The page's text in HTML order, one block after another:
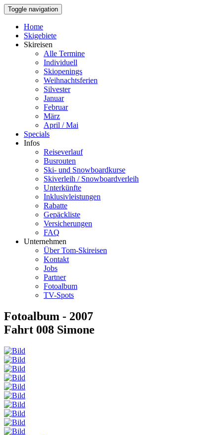
Toggle navigation
Home
Skigebiete
Skireisen
Alle Termine
Individuell
Skiopenings
Weihnachtsferien
Silvester
Januar
Februar
März
April / Mai
Specials
Infos
Reiseverlauf
Busrouten
Ski- und Snowboardkurse
Skiverleih / Snowboardverleih
Unterkünfte
Inklusivleistungen
Rabatte
Gepäckliste
Versicherungen
FAQ
Unternehmen
Über Tom-Skireisen
Kontakt
Jobs
Partner
Fotoalbum
TV-Spots
Fotoalbum - 2007
Fahrt 008 Simone